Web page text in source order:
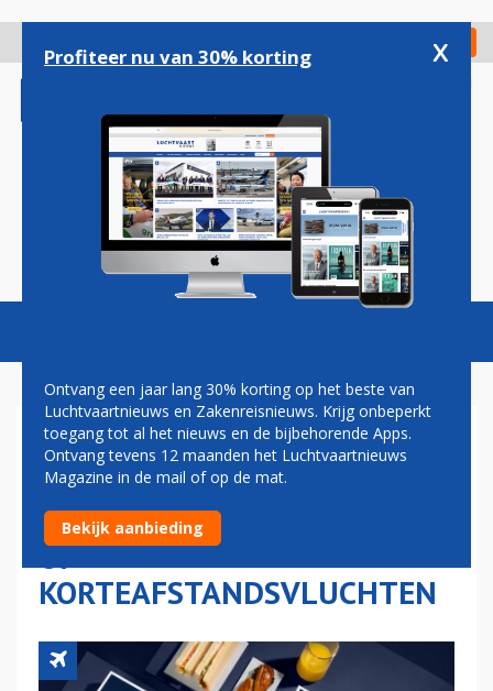
gaan
Check in
Magazine Podcasts Vacatures
AIR FRANCE INTRODUCEERT
'GASTRONOMISCHE'
MAALTIJDBOX IN BUSINESS
OP
KORTEAFSTANDSVLUCHTEN
Profiteer nu van 30% korting x
Ontvang een jaar lang 30% korting op het beste van
Luchtvaartnieuws en Zakenreisnieuws. Krijg onbeperkt
toegang tot al het nieuws en de bijbehorende Apps.
Ontvang tevens 12 maanden het Luchtvaartnieuws
Magazine in de mail of op de mat.
Bekijk aanbieding